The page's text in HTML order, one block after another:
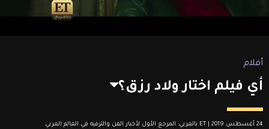
أفلام
أي فيلم اختار ولاد رزق؟
24 أغسطس 2019 | ET بالعربي: المرجع الأول لأخبار الفن والترفيه في العالم العربي